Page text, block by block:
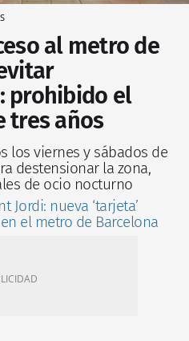
al metro de
prohibido el
tres años
los viernes y sábados de
destensionar la zona,
de ocio nocturno
Jordi: nueva ‘tarjeta’
el metro de Barcelona